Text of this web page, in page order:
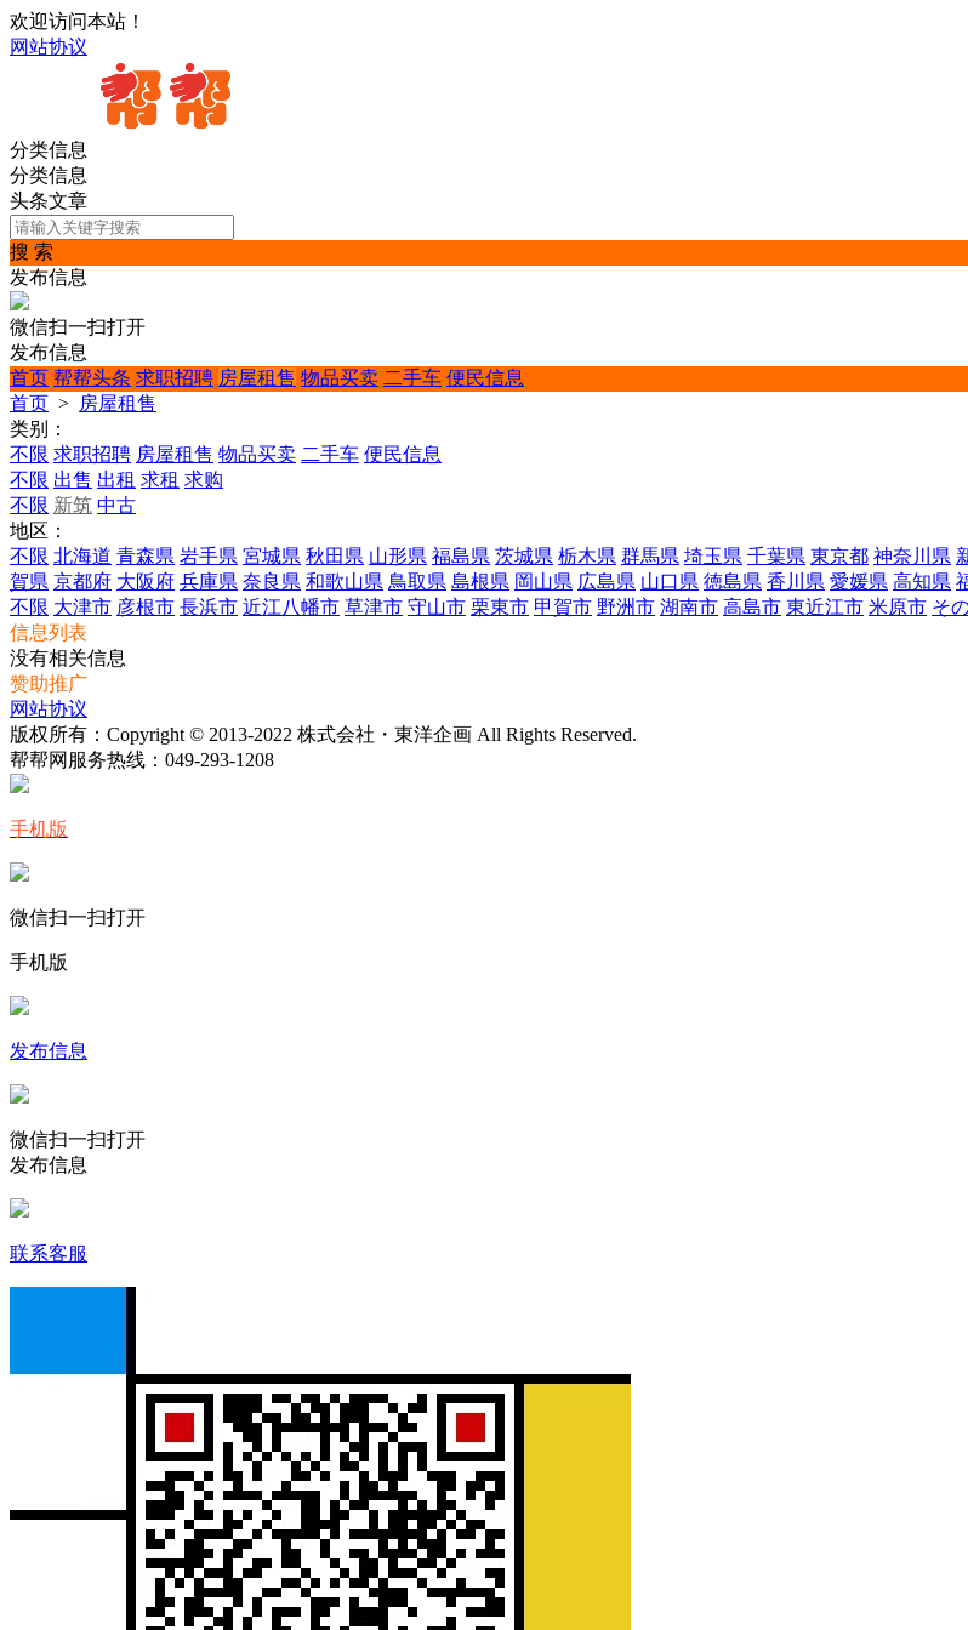
欢迎访问本站！
网站协议
分类信息
分类信息
头条文章
搜 索
发布信息
微信扫一扫打开
发布信息
首页 帮帮头条 求职招聘 房屋租售 物品买卖 二手车 便民信息
首页 > 房屋租售
类别：
不限 求职招聘 房屋租售 物品买卖 二手车 便民信息
不限 出售 出租 求租 求购
不限 新筑 中古
地区：
不限 北海道 青森県 岩手県 宮城県 秋田県 山形県 福島県 茨城県 栃木県 群馬県 埼玉県 千葉県 東京都 神奈川県
賀県 京都府 大阪府 兵庫県 奈良県 和歌山県 鳥取県 島根県 岡山県 広島県 山口県 徳島県 香川県 愛媛県 高知県
不限 大津市 彦根市 長浜市 近江八幡市 草津市 守山市 栗東市 甲賀市 野洲市 湖南市 高島市 東近江市 米原市 そ
信息列表
没有相关信息
赞助推广
网站协议
版权所有：Copyright © 2013-2022 株式会社・東洋企画 All Rights Reserved.
帮帮网服务热线： 049-293-1208
手机版
微信扫一扫打开
手机版
发布信息
微信扫一扫打开
发布信息
联系客服